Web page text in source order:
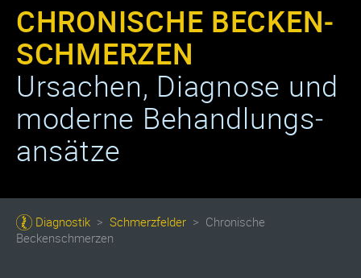
CHRONISCHE BECKEN­
SCHMERZEN
Ursachen, Diagnose und
moderne Behand­lungs­
ansätze
Diagnostik > Schmerzfelder > Chronische
Beckenschmerzen